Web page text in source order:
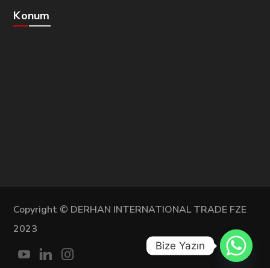
Konum
Copyright © DERHAN INTERNATIONAL TRADE FZE
2023
Bize Yazın